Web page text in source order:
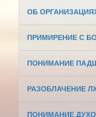
ОБ
ПРИМИРЕНИЕ С
ПОНИМАНИЕ
РАЗОБЛАЧЕНИЕ
ПОНИМАНИЕ